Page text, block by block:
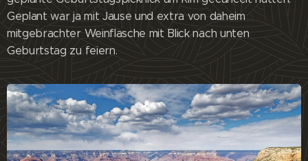
Geplant war ja mit Jause und extra von daheim
mitgebrachter Weinflasche mit Blick nach unten
Geburtstag zu feiern.